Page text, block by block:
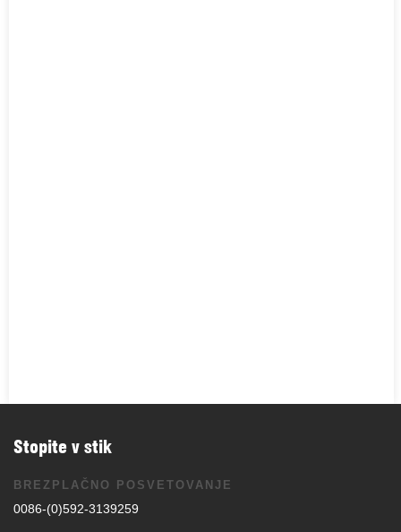
Stopite v stik
BREZPLAČNO POSVETOVANJE
0086-(0)592-3139259